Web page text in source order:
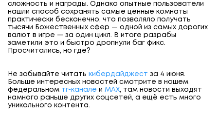
сложность и награды. Однако опытные пользователи
нашли способ сохранять самые ценные комнаты
практически бесконечно, что позволяло получать
тысячи Божественных сфер — одной из самых дорогих
валют в игре — за один цикл. В итоге разрабы
заметили это и быстро дропнули баг фикс.
Просчитались, но где?
Не забывайте читать кибердайджест за 4 июня.
Больше интересных новостей смотрите в нашем
федеральном тг-канале и МАХ, там новости выходят
намного раньше других соцсетей, а ещё есть много
уникального контента.